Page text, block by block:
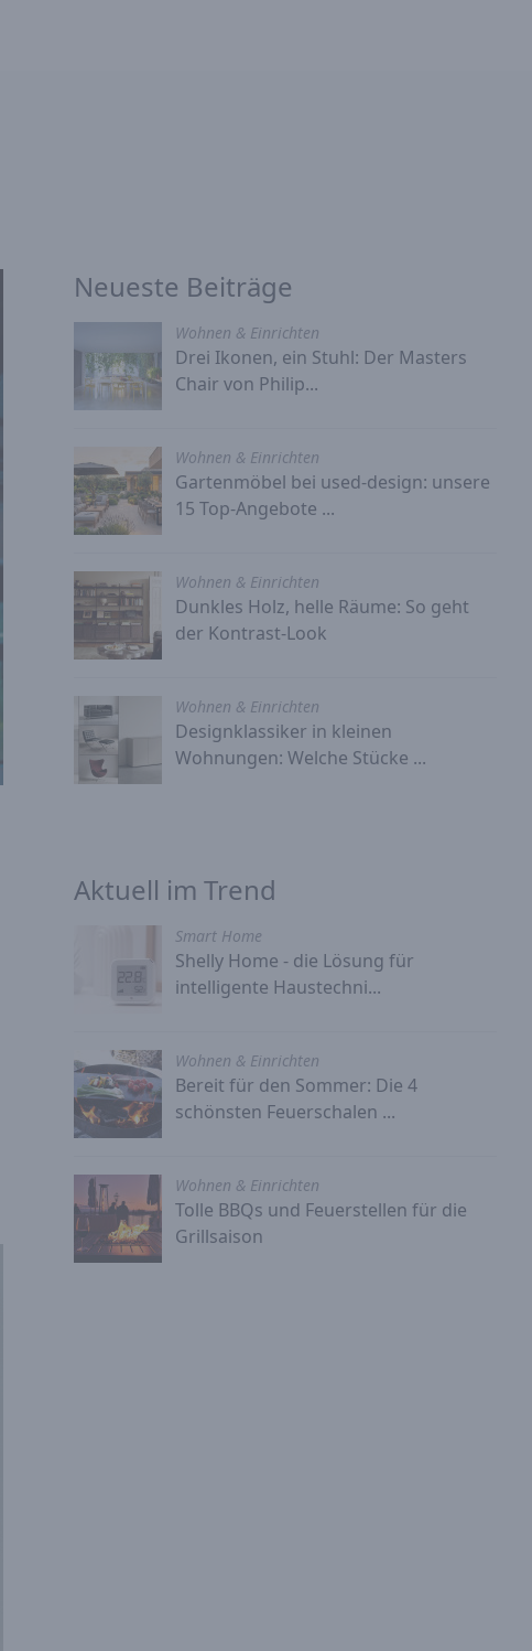
Neueste Beiträge
Wohnen & Einrichten
Drei Ikonen, ein Stuhl: Der Masters
Chair von Philip...
Wohnen & Einrichten
Gartenmöbel bei used-design: unsere
15 Top-Angebote ...
Wohnen & Einrichten
Dunkles Holz, helle Räume: So geht
der Kontrast-Look
Wohnen & Einrichten
Designklassiker in kleinen
Wohnungen: Welche Stücke ...
Aktuell im Trend
Smart Home
Shelly Home - die Lösung für
intelligente Haustechni...
Wohnen & Einrichten
Bereit für den Sommer: Die 4
schönsten Feuerschalen ...
Wohnen & Einrichten
Tolle BBQs und Feuerstellen für die
Grillsaison